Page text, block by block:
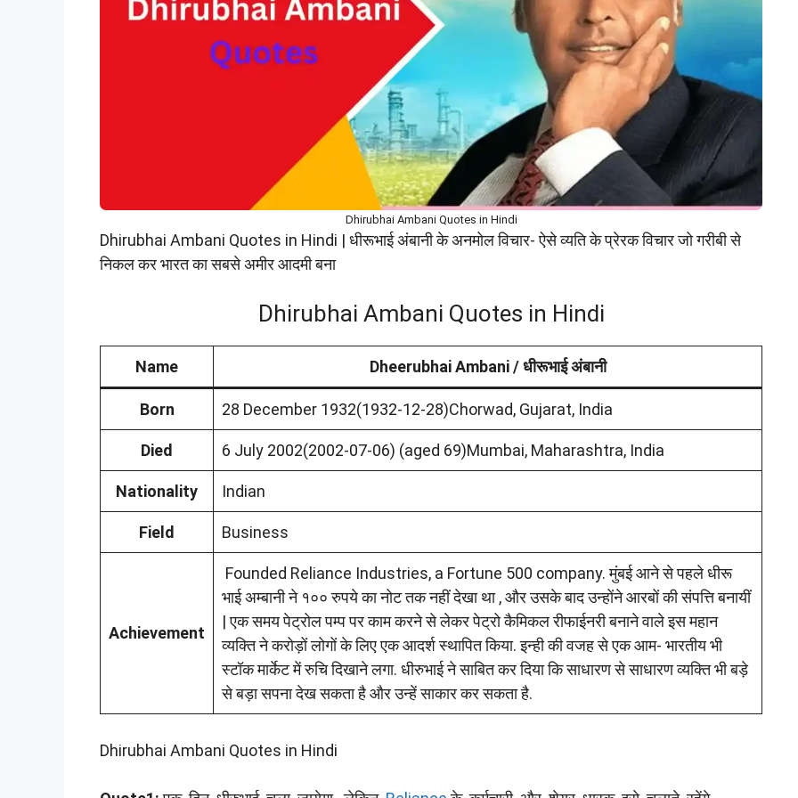
Dhirubhai Ambani Quotes in Hindi
Dhirubhai Ambani Quotes in Hindi | धीरूभाई अंबानी के अनमोल विचार- ऐसे व्यति के प्रेरक विचार जो गरीबी से
निकल कर भारत का सबसे अमीर आदमी बना
Dhirubhai Ambani Quotes in Hindi
Name Dheerubhai Ambani / धीरूभाई अंबानी
Born 28 December 1932(1932-12-28)Chorwad, Gujarat, India
Died 6 July 2002(2002-07-06) (aged 69)Mumbai, Maharashtra, India
Nationality Indian
Field Business
Achievement
Founded Reliance Industries, a Fortune 500 company. मुंबई आने से पहले धीरू
भाई अम्बानी ने १०० रुपये का नोट तक नहीं देखा था , और उसके बाद उन्होंने आरबों की संपत्ति बनायीं
| एक समय पेट्रोल पम्प पर काम करने से लेकर पेट्रो कैमिकल रीफाईनरी बनाने वाले इस महान
व्यक्ति ने करोड़ों लोगों के लिए एक आदर्श स्थापित किया. इन्ही की वजह से एक आम- भारतीय भी
स्टॉक मार्केट में रुचि दिखाने लगा. धीरुभाई ने साबित कर दिया कि साधारण से साधारण व्यक्ति भी बड़े
से बड़ा सपना देख सकता है और उन्हें साकार कर सकता है.
Dhirubhai Ambani Quotes in Hindi